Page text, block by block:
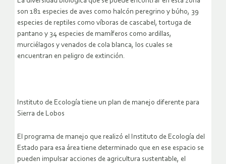
son 181 especies de aves como halcón peregrino y búho, 39
especies de reptiles como víboras de cascabel, tortuga de
pantano y 34 especies de mamíferos como ardillas,
murciélagos y venados de cola blanca, los cuales se
encuentran en peligro de extinción.
Instituto de Ecología tiene un plan de manejo diferente para
Sierra de Lobos
El programa de manejo que realizó el Instituto de Ecología del
Estado para esa área tiene determinado que en ese espacio se
pueden impulsar acciones de agricultura sustentable, el